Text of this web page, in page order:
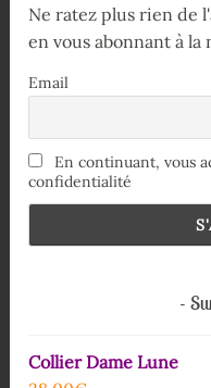
Ne ratez plus rien de
en vous abonnant à la
Email
En continuant, vous
confidentialité
Collier Dame Lune